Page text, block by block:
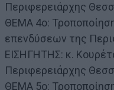
Περιφερειάρχης
ΘΕΜΑ 4ο:
επενδύσεων της
ΕΙΣΗΓΗΤΗΣ: κ.
Περιφερειάρχης
ΘΕΜΑ 5ο: